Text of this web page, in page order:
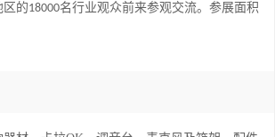
区的18000名行业观众前来参观交流。参展面积